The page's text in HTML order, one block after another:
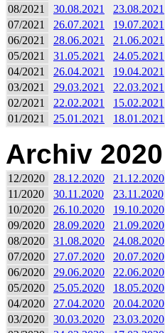
08/2021
30.08.2021 23.08.2021
07/2021
26.07.2021 19.07.2021
06/2021
28.06.2021 21.06.2021
05/2021
31.05.2021 24.05.2021
04/2021
26.04.2021 19.04.2021
03/2021
29.03.2021 22.03.2021
02/2021
22.02.2021 15.02.2021
01/2021
25.01.2021 18.01.2021
Archiv 2020
12/2020 28.12.2020 21.12.2020
11/2020
30.11.2020 23.11.2020
10/2020
26.10.2020 19.10.2020
09/2020
28.09.2020 21.09.2020
08/2020
31.08.2020 24.08.2020
07/2020
27.07.2020 20.07.2020
06/2020
29.06.2020 22.06.2020
05/2020
25.05.2020 18.05.2020
04/2020
27.04.2020 20.04.2020
03/2020
30.03.2020 23.03.2020